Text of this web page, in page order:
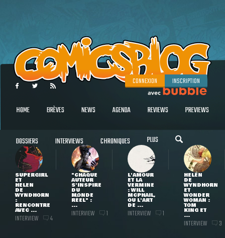
CONNEXION INSCRIPTION
HOME BRÈVES NEWS AGENDA REVIEWS PREVIEWS
DOSSIERS INTERVIEWS CHRONIQUES PLUS
SUPERGIRL
ET
HELEN
DE
WYNDHORN
:
RENCONTRE
AVEC ...
INTERVIEW 4
"CHAQUE
AUTEUR
S'INSPIRE
DU
MONDE
RÉEL" :
...
INTERVIEW 1
L'AMOUR
ET LA
VERMINE
: WILL
MCPHAIL,
OU L'ART
DE ...
INTERVIEW 1
HELEN
DE
WYNDHORN
ET
WONDER
WOMAN :
TOM
KING ET
...
INTERVIEW 3